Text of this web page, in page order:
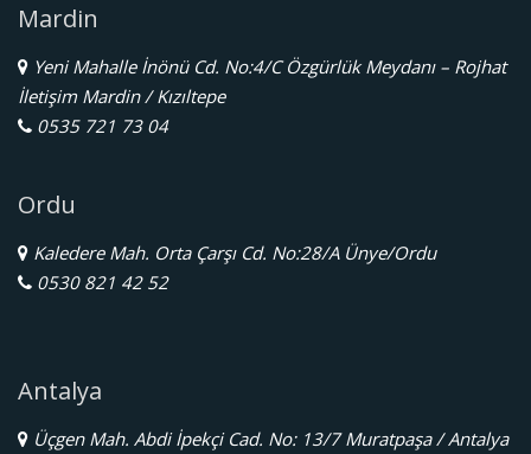
Mardin
Yeni Mahalle İnönü Cd. No:4/C Özgürlük Meydanı – Rojhat
İletişim Mardin / Kızıltepe
0535 721 73 04
Ordu
Kaledere Mah. Orta Çarşı Cd. No:28/A Ünye/Ordu
0530 821 42 52
Antalya
Üçgen Mah. Abdi İpekçi Cad. No: 13/7 Muratpaşa / Antalya